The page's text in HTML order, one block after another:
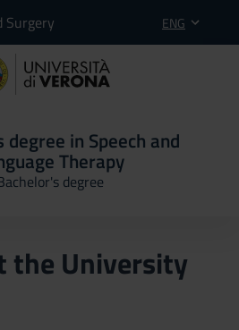
Surgery ENG
degree in Speech and
Therapy
degree
the University